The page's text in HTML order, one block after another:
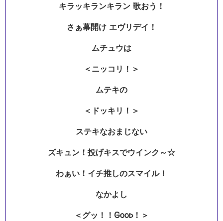
キラッキランキラン 歌おう！
さぁ幕開け エヴリデイ！
ムチュウは
＜ニッコリ！＞
ムテキの
＜ドッキリ！＞
ステキなおまじない
ズキュン！投げキスでウインク～☆
わぁい！イチ推しのスマイル！
なかよし
＜グッ！！Good！＞